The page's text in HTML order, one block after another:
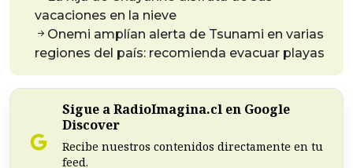
vacaciones en la nieve
Onemi amplían alerta de Tsunami en varias
regiones del país: recomienda evacuar playas
Sigue a RadioImagina.cl en Google
Discover
Recibe nuestros contenidos directamente en tu
feed.